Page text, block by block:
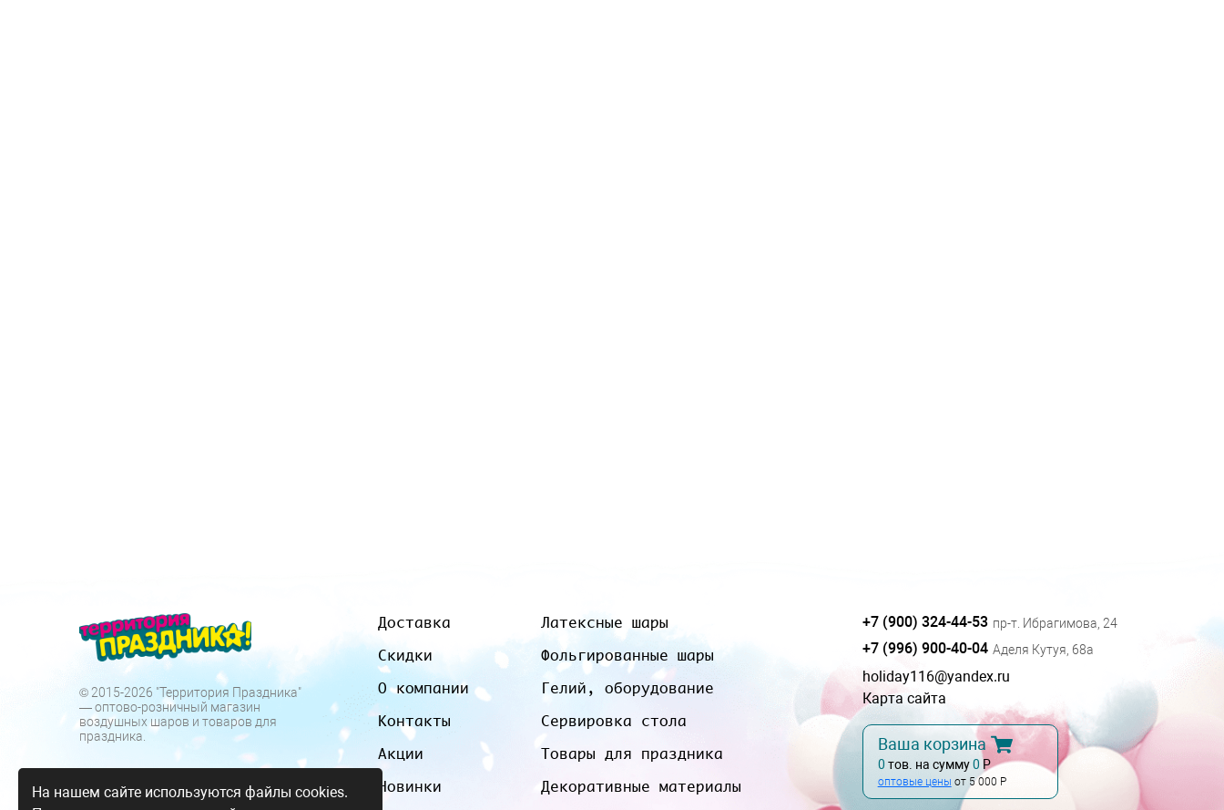
© 2015-2026 "Территория Праздника"
— оптово-розничный магазин
воздушных шаров и товаров для
праздника.
Доставка
Скидки
О компании
Контакты
Акции
Новинки
Латексные шары
Фольгированные шары
Гелий, оборудование
Сервировка стола
Товары для праздника
Декоративные материалы
+7 (900) 324-44-53 пр-т. Ибрагимова, 24
+7 (996) 900-40-04 Аделя Кутуя, 68а
holiday116@yandex.ru
Карта сайта
Ваша корзина
0 тов. на сумму0 Р
оптовые цены от 5 000 Р
На нашем сайте используются файлы cookies.